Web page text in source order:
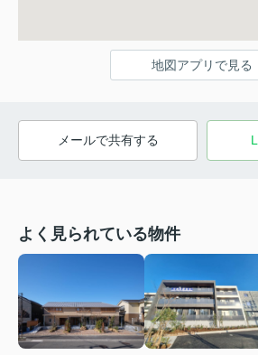
地図アプリで見る
メールで共有する
よく見られている物件